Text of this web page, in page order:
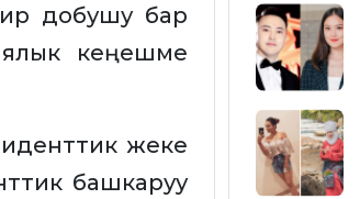
добушу бар
кеңешме
жеке
башкаруу